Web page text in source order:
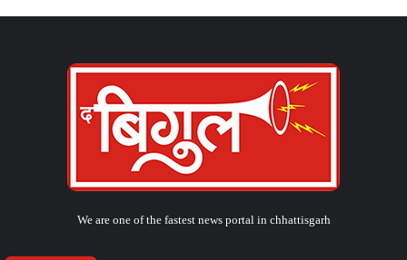
We are one of the fastest news portal in chhattisgarh